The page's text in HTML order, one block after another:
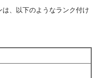
、以下のようなランク付け